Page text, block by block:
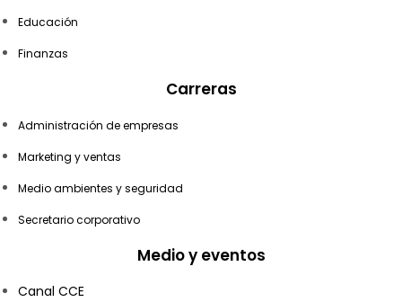
Educación
Finanzas
Carreras
Administración de empresas
Marketing y ventas
Medio ambientes y seguridad
Secretario corporativo
Medio y eventos
Canal CCE